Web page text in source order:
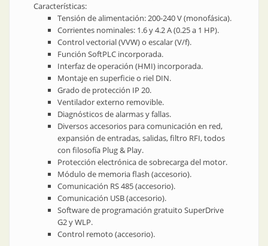
Características:
Tensión de alimentación: 200-240 V (monofásica).
Corrientes nominales: 1.6 y 4.2 A (0.25 a 1 HP).
Control vectorial (VVW) o escalar (V/f).
Función SoftPLC incorporada.
Interfaz de operación (HMI) incorporada.
Montaje en superficie o riel DIN.
Grado de protección IP 20.
Ventilador externo removible.
Diagnósticos de alarmas y fallas.
Diversos accesorios para comunicación en red,
expansión de entradas, salidas, filtro RFI, todos
con filosofía Plug & Play.
Protección electrónica de sobrecarga del motor.
Módulo de memoria flash (accesorio).
Comunicación RS 485 (accesorio).
Comunicación USB (accesorio).
Software de programación gratuito SuperDrive
G2 y WLP.
Control remoto (accesorio).